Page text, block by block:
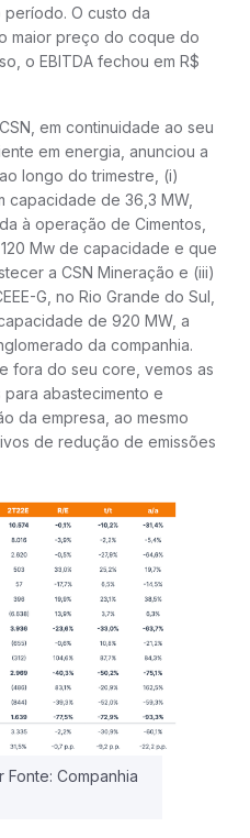
O custo da
maior preço do coque do
o EBITDA fechou em R$
em continuidade ao seu
em energia, anunciou a
longo do trimestre, (i)
capacidade de 36,3 MW,
à operação de Cimentos,
Mw de capacidade e que
a CSN Mineração e (iii)
G, no Rio Grande do Sul,
de 920 MW, a
da companhia.
fora do seu core, vemos as
abastecimento e
da empresa, ao mesmo
de redução de emissões
Fonte: Companhia